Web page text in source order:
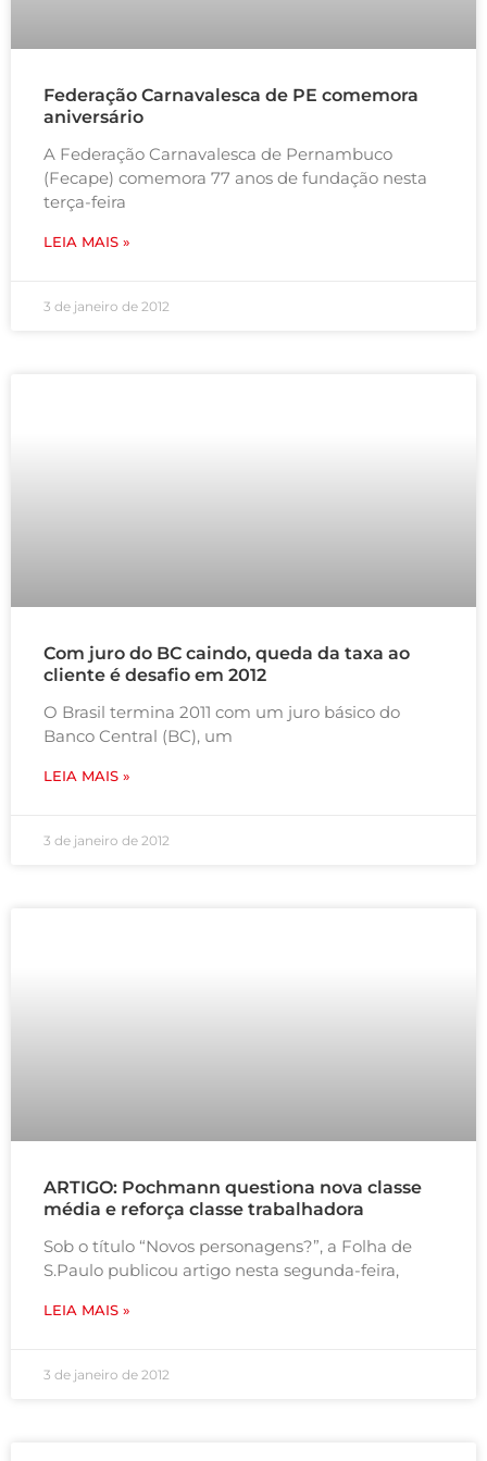
Federação Carnavalesca de PE comemora
aniversário
A Federação Carnavalesca de Pernambuco
(Fecape) comemora 77 anos de fundação nesta
terça-feira
LEIA MAIS »
3 de janeiro de 2012
Com juro do BC caindo, queda da taxa ao
cliente é desafio em 2012
O Brasil termina 2011 com um juro básico do
Banco Central (BC), um
LEIA MAIS »
3 de janeiro de 2012
ARTIGO: Pochmann questiona nova classe
média e reforça classe trabalhadora
Sob o título “Novos personagens?”, a Folha de
S.Paulo publicou artigo nesta segunda-feira,
LEIA MAIS »
3 de janeiro de 2012